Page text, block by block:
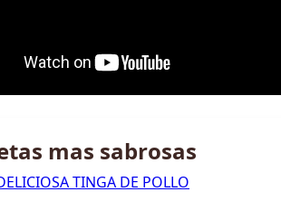
mas sabrosas
TINGA DE POLLO